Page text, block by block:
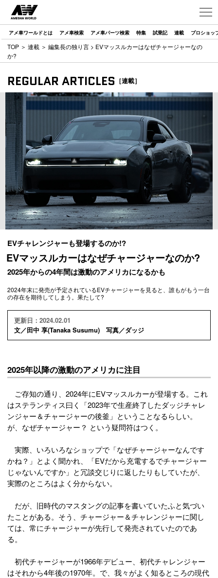
アメ車ワールドとは アメ車検索 アメ車パーツ検索 特集 試乗記 連載 プロショッ
TOP ＞ 連載 ＞ 編集長の独り言 > EVマッスルカーはなぜチャージャーなの
か?
REGULAR ARTICLES ［連載］
EVチャレンジャーも登場するのか!?
EVマッスルカーはなぜチャージャーなのか?
2025年からの4年間は激動のアメリカになるかも
2024年末に発売が予定されているEVチャージャーを見ると、誰もがもう一台
の存在を期待してしまう。果たして?
更新日：2024.02.01
文／田中 享(Tanaka Susumu) 写真／ダッジ
2025年以降の激動のアメリカに注目
ご存知の通り、2024年にEVマッスルカーが登場する。これ
はステランティス曰く「2023年で生産終了したダッジチャレ
ンジャー＆チャージャーの後釜」ということなるらしい。
が、なぜチャージャー？ という疑問符はつく。
実際、いろいろなショップで「なぜチャージャーなんです
かね？」とよく聞かれ、「EVだから充電するでチャージャー
じゃないんですか」と冗談交じりに返したりもしていたが、
実際のところはよく分からない。
だが、旧時代のマスタングの記事を書いていたふと気づい
たことがある。そう、チャージャー＆チャレンジャーに関し
ては、常にチャージャーが先行して発売されていたのであ
る。
初代チャージャーが1966年デビュー、初代チャレンジャー
はそれから4年後の1970年。で、我々がよく知るところの現代